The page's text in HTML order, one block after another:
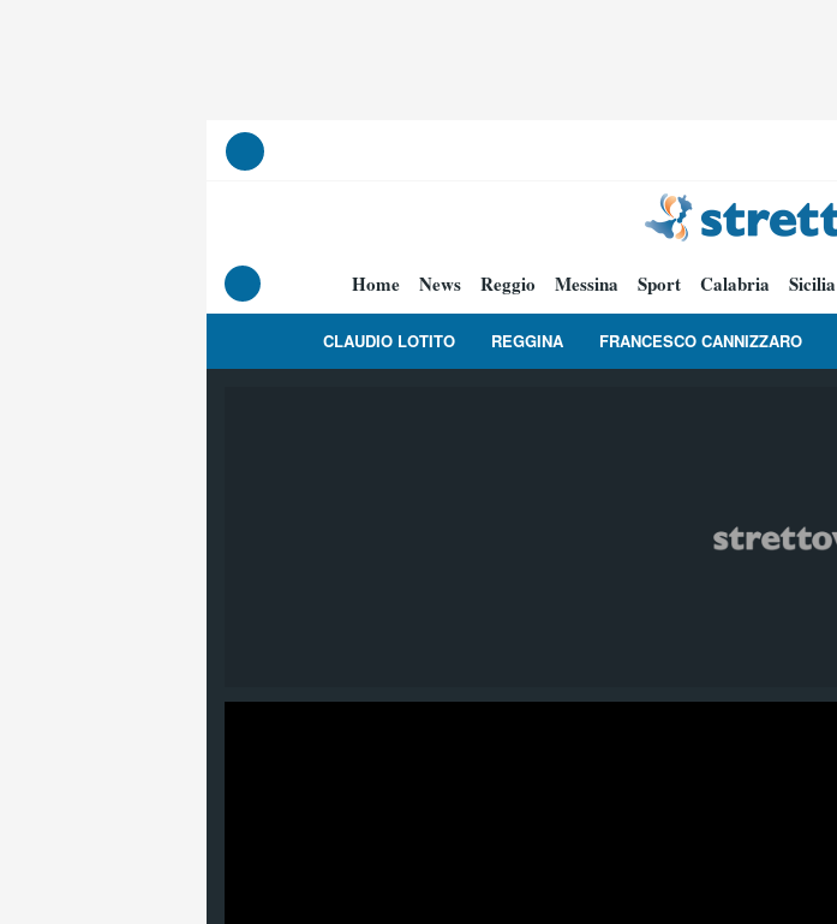
Home News Reggio Messina Sport Calabria Sicilia
CLAUDIO LOTITO REGGINA FRANCESCO CANNIZZARO